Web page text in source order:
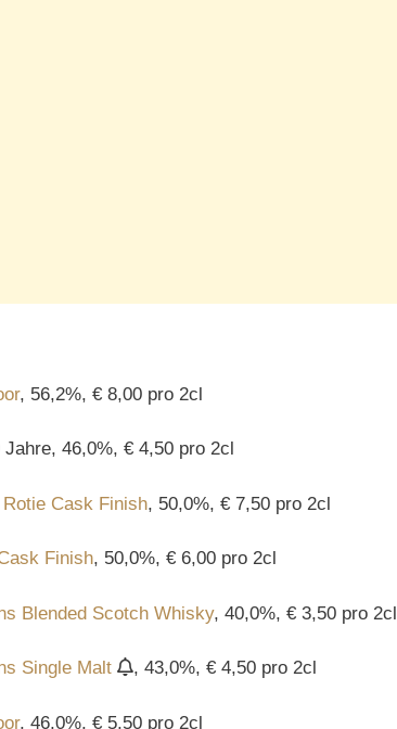
, 56,2%, € 8,00 pro 2cl
Jahre, 46,0%, € 4,50 pro 2cl
Cask Finish, 50,0%, € 7,50 pro 2cl
Finish, 50,0%, € 6,00 pro 2cl
Blended Scotch Whisky, 40,0%, € 3,50 pro 2cl
Single Malt , 43,0%, € 4,50 pro 2cl
, 46,0%, € 5,50 pro 2cl